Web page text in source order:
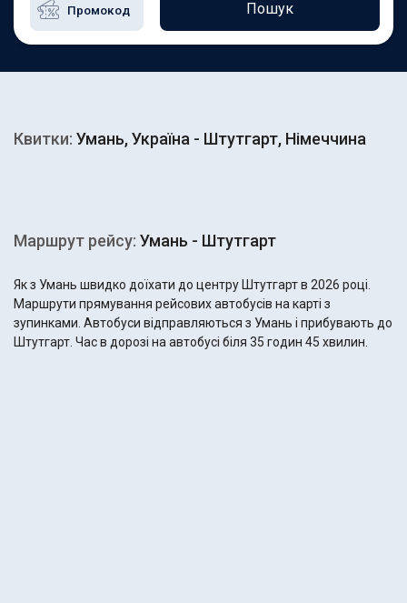
Пошук
Квитки: Умань, Україна - Штутгарт, Німеччина
Маршрут рейсу: Умань - Штутгарт
Як з Умань швидко доїхати до центру Штутгарт в 2026 році.
Маршрути прямування рейсових автобусів на карті з
зупинками. Автобуси відправляються з Умань і прибувають до
Штутгарт. Час в дорозі на автобусі біля 35 годин 45 хвилин.